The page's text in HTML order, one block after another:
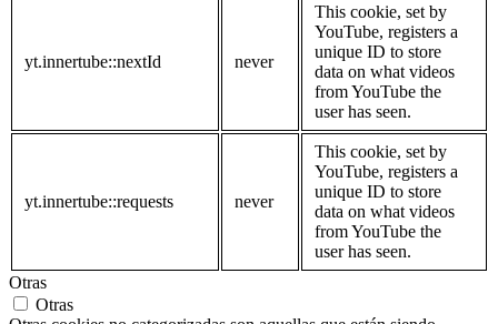
yt.innertube::nextId never
This cookie, set by
YouTube, registers a
unique ID to store
data on what videos
from YouTube the
user has seen.
yt.innertube::requests never
This cookie, set by
YouTube, registers a
unique ID to store
data on what videos
from YouTube the
user has seen.
Otras
Otras